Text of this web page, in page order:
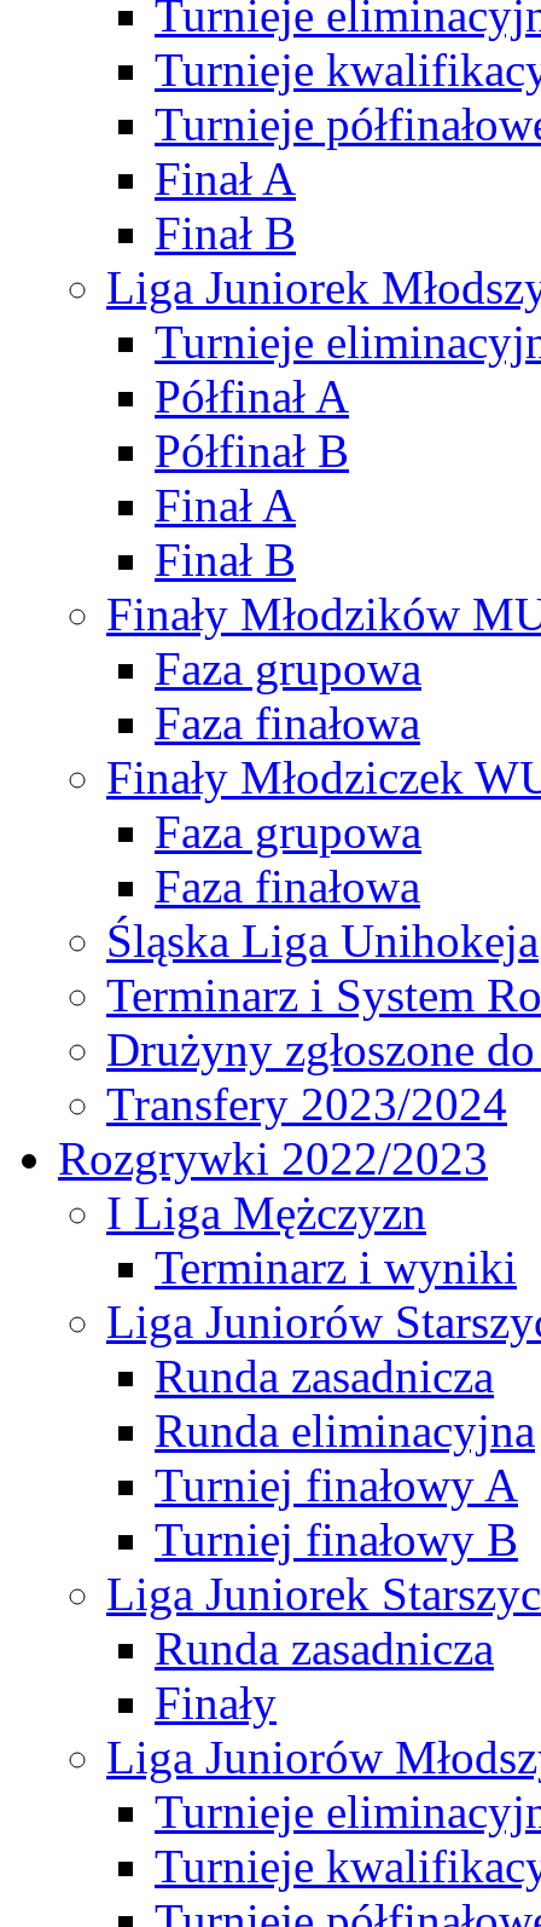
Turnieje
Turnieje
Turnieje
Finał A
Finał B
Liga Juniorek
Turnieje
Półfinał A
Półfinał B
Finał A
Finał B
Finały Młodzików
Faza grupowa
Faza finałowa
Finały Młodziczek
Faza grupowa
Faza finałowa
Śląska Liga Unihokeja
Terminarz i System
Drużyny zgłoszone
Transfery 2023/2024
Rozgrywki 2022/2023
I Liga Mężczyzn
Terminarz i wyniki
Liga Juniorów
Runda zasadnicza
Runda eliminacyjna
Turniej finałowy A
Turniej finałowy B
Liga Juniorek
Runda zasadnicza
Finały
Liga Juniorów
Turnieje
Turnieje